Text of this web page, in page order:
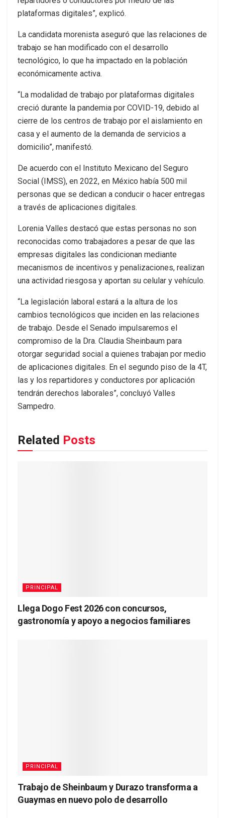
plataformas digitales”, explicó.
La candidata morenista aseguró que las relaciones de
trabajo se han modificado con el desarrollo
tecnológico, lo que ha impactado en la población
económicamente activa.
“La modalidad de trabajo por plataformas digitales
creció durante la pandemia por COVID-19, debido al
cierre de los centros de trabajo por el aislamiento en
casa y el aumento de la demanda de servicios a
domicilio”, manifestó.
De acuerdo con el Instituto Mexicano del Seguro
Social (IMSS), en 2022, en México había 500 mil
personas que se dedican a conducir o hacer entregas
a través de aplicaciones digitales.
Lorenia Valles destacó que estas personas no son
reconocidas como trabajadores a pesar de que las
empresas digitales las condicionan mediante
mecanismos de incentivos y penalizaciones, realizan
una actividad riesgosa y aportan su celular y vehículo.
“La legislación laboral estará a la altura de los
cambios tecnológicos que inciden en las relaciones
de trabajo. Desde el Senado impulsaremos el
compromiso de la Dra. Claudia Sheinbaum para
otorgar seguridad social a quienes trabajan por medio
de aplicaciones digitales. En el segundo piso de la 4T,
las y los repartidores y conductores por aplicación
tendrán derechos laborales”, concluyó Valles
Sampedro.
Related Posts
PRINCIPAL
Llega Dogo Fest 2026 con concursos,
gastronomía y apoyo a negocios familiares
PRINCIPAL
Trabajo de Sheinbaum y Durazo transforma a
Guaymas en nuevo polo de desarrollo